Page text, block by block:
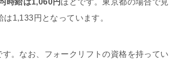
時給は1,060円 ほどです。東京都の場合で見
1,133円となっています。
す。なお、フォークリフトの資格を持ってい